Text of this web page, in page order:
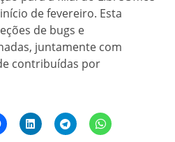
de fevereiro. Esta
de bugs e
juntamente com
contribuídas por